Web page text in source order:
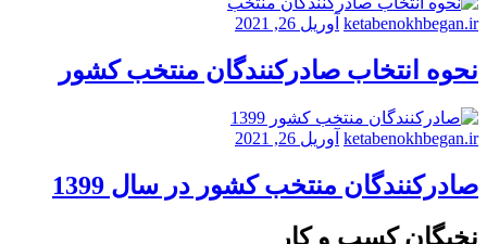
ketabenokhbegan.ir آوریل 26, 2021
نحوه انتخاب صادرکنندگان منتخب کشور
ketabenokhbegan.ir آوریل 26, 2021
صادرکنندگان منتخب کشور در سال 1399
نخبگان کسب و کار